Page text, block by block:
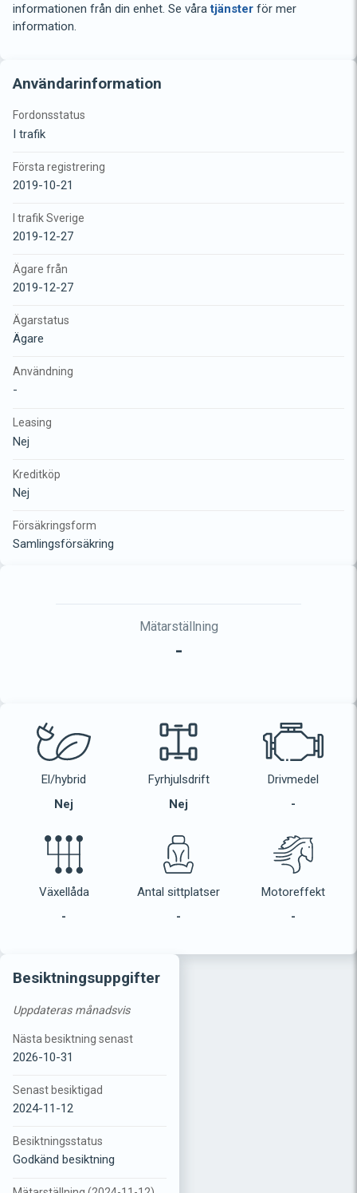
informationen från din enhet. Se våratjänster för mer
information.
Användarinformation
Fordonsstatus
I trafik
Första registrering
2019-10-21
I trafik Sverige
2019-12-27
Ägare från
2019-12-27
Ägarstatus
Ägare
Användning
-
Leasing
Nej
Kreditköp
Nej
Försäkringsform
Samlingsförsäkring
Mätarställning
-
El/hybrid
Nej
Fyrhjulsdrift
Nej
Drivmedel
-
Växellåda
-
Antal sittplatser
-
Motoreffekt
-
Besiktningsuppgifter
Uppdateras månadsvis
Nästa besiktning senast
2026-10-31
Senast besiktigad
2024-11-12
Besiktningsstatus
Godkänd besiktning